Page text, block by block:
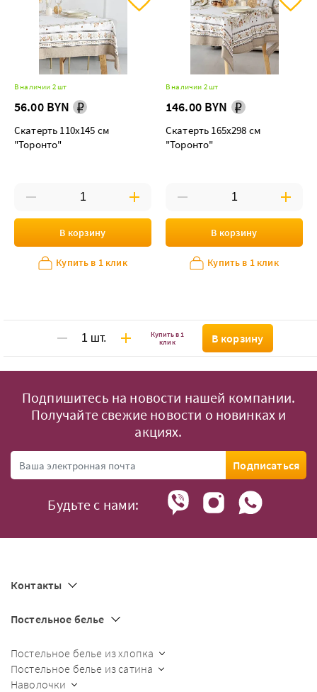
В наличии 2 шт
56.00 BYN
Скатерть 110х145 см
"Торонто"
В корзину
Купить в 1 клик
В наличии 2 шт
146.00 BYN
Скатерть 165х298 см
"Торонто"
В корзину
Купить в 1 клик
Купить в 1
клик
В корзину
Подпишитесь на новости нашей компании.
Получайте свежие новости о новинках и
акциях.
Подписаться
Будьте с нами:
Контакты
Постельное белье
Постельное белье из хлопка
Постельное белье из сатина
Наволочки